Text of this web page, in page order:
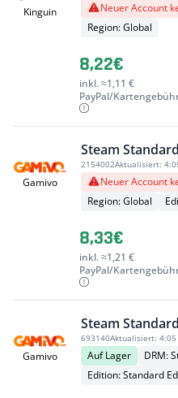
Kinguin Neuer Account
Region: Global
8,22€
inkl. ≈1,11 €
PayPal/
Gamivo
Steam
2154002Aktualisiert:
Neuer Account
Region: Global
8,33€
inkl. ≈1,21 €
PayPal/
Gamivo
Steam
693140Aktualisiert:
Auf Lager DRM:
Edition: Standard